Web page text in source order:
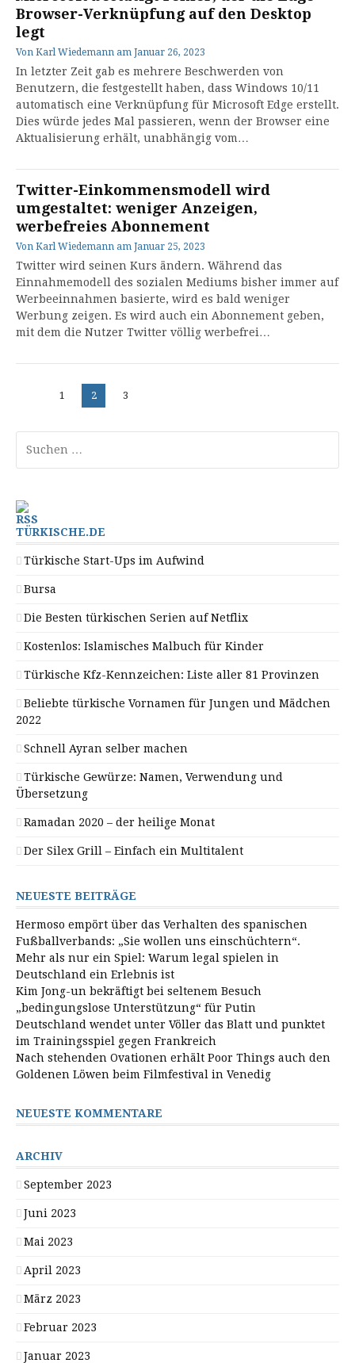
Browser-Verknüpfung auf den Desktop
legt
Von Karl Wiedemann am Januar 26, 2023
In letzter Zeit gab es mehrere Beschwerden von
Benutzern, die festgestellt haben, dass Windows 10/11
automatisch eine Verknüpfung für Microsoft Edge erstellt.
Dies würde jedes Mal passieren, wenn der Browser eine
Aktualisierung erhält, unabhängig vom…
Twitter-Einkommensmodell wird
umgestaltet: weniger Anzeigen,
werbefreies Abonnement
Von Karl Wiedemann am Januar 25, 2023
Twitter wird seinen Kurs ändern. Während das
Einnahmemodell des sozialen Mediums bisher immer auf
Werbeeinnahmen basierte, wird es bald weniger
Werbung zeigen. Es wird auch ein Abonnement geben,
mit dem die Nutzer Twitter völlig werbefrei…
Beitragsnavigation
Seite
1 Seite
2 Seite
3
nach:
TÜRKISCHE.DE
Türkische Start-Ups im Aufwind
Bursa
Die Besten türkischen Serien auf Netflix
Kostenlos: Islamisches Malbuch für Kinder
Türkische Kfz-Kennzeichen: Liste aller 81 Provinzen
Beliebte türkische Vornamen für Jungen und Mädchen
2022
Schnell Ayran selber machen
Türkische Gewürze: Namen, Verwendung und
Übersetzung
Ramadan 2020 – der heilige Monat
Der Silex Grill – Einfach ein Multitalent
NEUESTE BEITRÄGE
Hermoso empört über das Verhalten des spanischen
Fußballverbands: „Sie wollen uns einschüchtern“.
Mehr als nur ein Spiel: Warum legal spielen in
Deutschland ein Erlebnis ist
Kim Jong-un bekräftigt bei seltenem Besuch
„bedingungslose Unterstützung“ für Putin
Deutschland wendet unter Völler das Blatt und punktet
im Trainingsspiel gegen Frankreich
Nach stehenden Ovationen erhält Poor Things auch den
Goldenen Löwen beim Filmfestival in Venedig
NEUESTE KOMMENTARE
ARCHIV
September 2023
Juni 2023
Mai 2023
April 2023
März 2023
Februar 2023
Januar 2023